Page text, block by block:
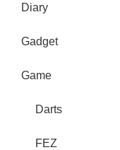
Diary
Gadget
Game
Darts
FEZ